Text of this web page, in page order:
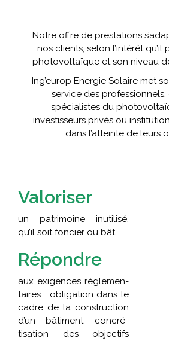
Notre offre de prestations
nos clients, selon l’intérêt qu’il
photovoltaïque et son niveau
Ing’europ Energie Solaire met
service des professionnels,
spécialistes du
investisseurs privés ou
dans l’atteinte de leurs
Valoriser
un patrimoine inutilisé,
qu’il soit foncier ou bât
Répondre
aux exigences réglemen-
taires : obligation dans le
cadre de la construction
d’un bâtiment, concré-
tisation des objectifs